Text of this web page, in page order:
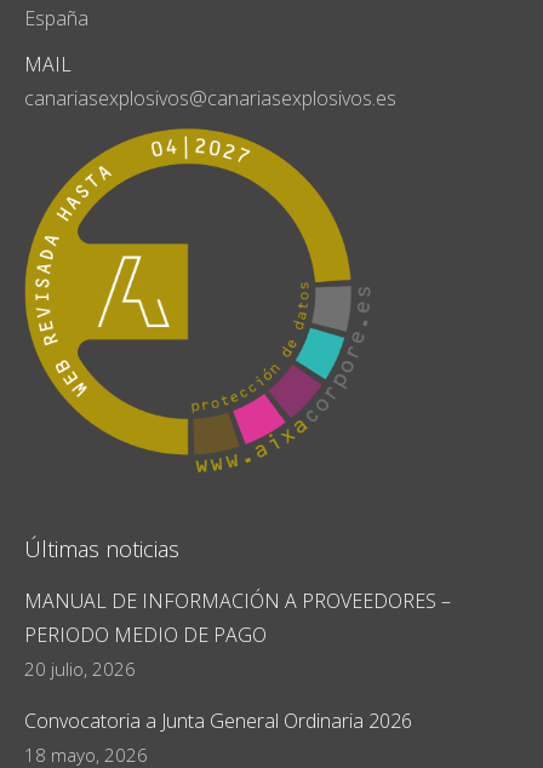
España
MAIL
canariasexplosivos@canariasexplosivos.es
Últimas noticias
MANUAL DE INFORMACIÓN A PROVEEDORES –
PERIODO MEDIO DE PAGO
20 julio, 2026
Convocatoria a Junta General Ordinaria 2026
18 mayo, 2026